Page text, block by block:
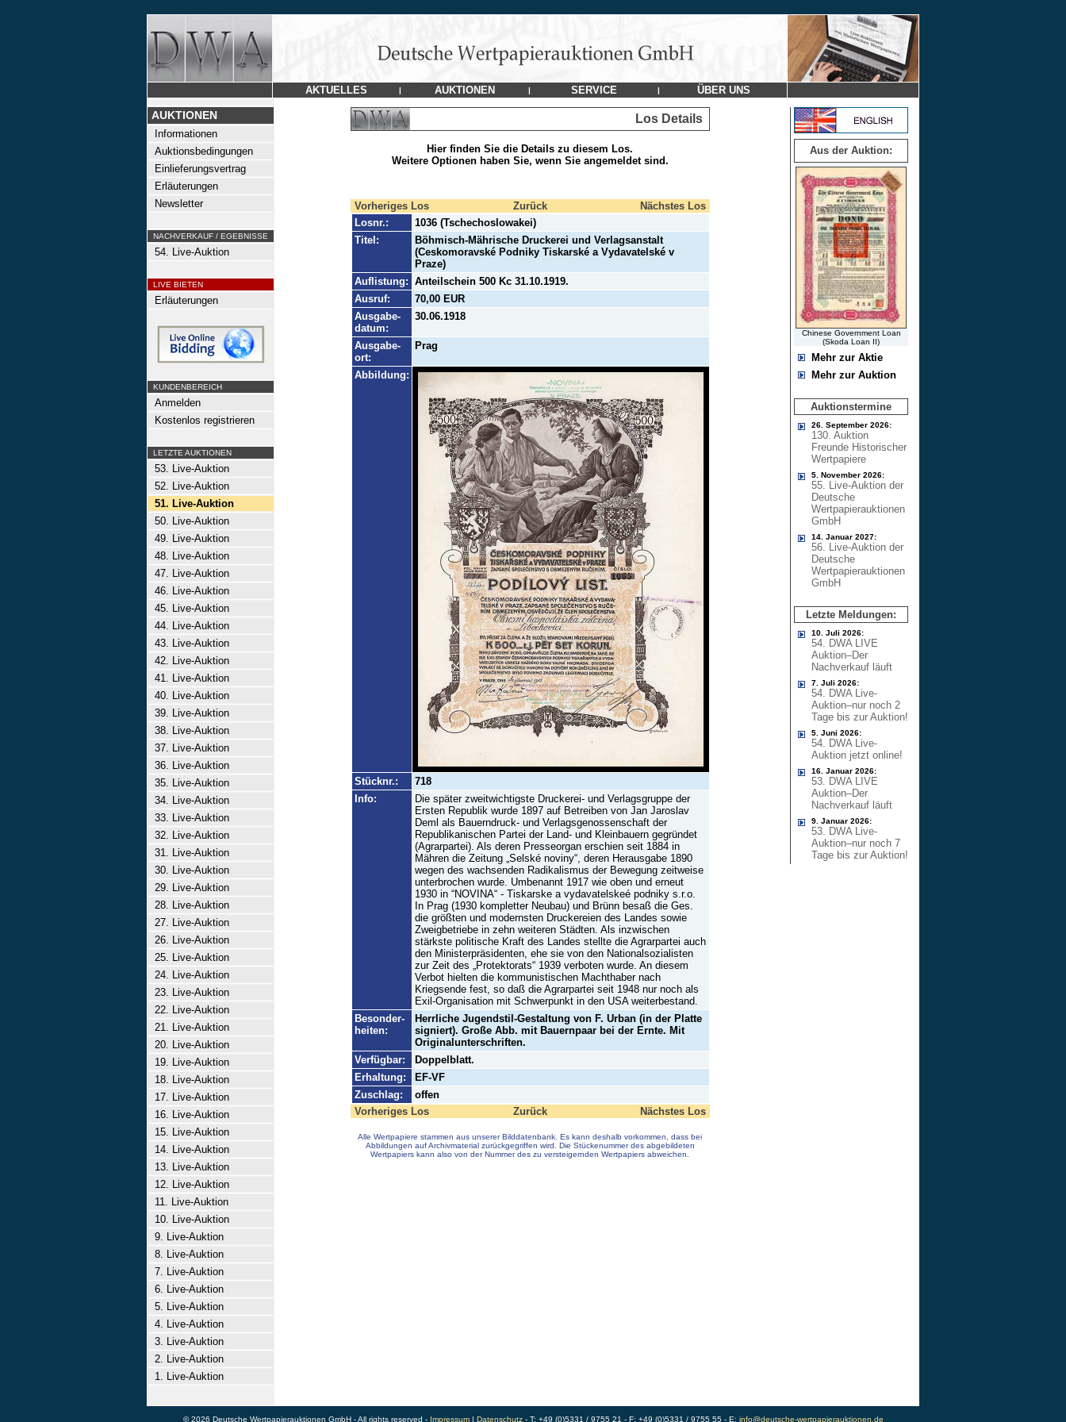
AKTUELLES | AUKTIONEN | SERVICE | ÜBER UNS
AUKTIONEN
Informationen
Auktionsbedingungen
Einlieferungsvertrag
Erläuterungen
Newsletter
NACHVERKAUF / EGEBNISSE
54. Live-Auktion
LIVE BIETEN
Erläuterungen
KUNDENBEREICH
Anmelden
Kostenlos registrieren
LETZTE AUKTIONEN
53. Live-Auktion
52. Live-Auktion
51. Live-Auktion
50. Live-Auktion
49. Live-Auktion
48. Live-Auktion
47. Live-Auktion
46. Live-Auktion
45. Live-Auktion
44. Live-Auktion
43. Live-Auktion
42. Live-Auktion
41. Live-Auktion
40. Live-Auktion
39. Live-Auktion
38. Live-Auktion
37. Live-Auktion
36. Live-Auktion
35. Live-Auktion
34. Live-Auktion
33. Live-Auktion
32. Live-Auktion
31. Live-Auktion
30. Live-Auktion
29. Live-Auktion
28. Live-Auktion
27. Live-Auktion
26. Live-Auktion
25. Live-Auktion
24. Live-Auktion
23. Live-Auktion
22. Live-Auktion
21. Live-Auktion
20. Live-Auktion
19. Live-Auktion
18. Live-Auktion
17. Live-Auktion
16. Live-Auktion
15. Live-Auktion
14. Live-Auktion
13. Live-Auktion
12. Live-Auktion
11. Live-Auktion
10. Live-Auktion
9. Live-Auktion
8. Live-Auktion
7. Live-Auktion
6. Live-Auktion
5. Live-Auktion
4. Live-Auktion
3. Live-Auktion
2. Live-Auktion
1. Live-Auktion
Los Details
Hier finden Sie die Details zu diesem Los.
Weitere Optionen haben Sie, wenn Sie angemeldet sind.
Vorheriges Los Zurück
Nächstes Los
Losnr.:
1036 (Tschechoslowakei)
Titel:
Böhmisch-Mährische Druckerei und Verlagsanstalt
(Ceskomoravské Podniky Tiskarské a Vydavatelské v
Praze)
Auflistung: Anteilschein 500 Kc 31.10.1919.
Ausruf:
70,00 EUR
Ausgabe-
datum:
30.06.1918
Ausgabe-
ort:
Prag
Abbildung:
Stücknr.:
718
Info:
Die später zweitwichtigste Druckerei- und Verlagsgruppe der
Ersten Republik wurde 1897 auf Betreiben von Jan Jaroslav
Deml als Bauerndruck- und Verlagsgenossenschaft der
Republikanischen Partei der Land- und Kleinbauern gegründet
(Agrarpartei). Als deren Presseorgan erschien seit 1884 in
Mähren die Zeitung „Selské noviny“, deren Herausgabe 1890
wegen des wachsenden Radikalismus der Bewegung zeitweise
unterbrochen wurde. Umbenannt 1917 wie oben und erneut
1930 in “NOVINA“ - Tiskarske a vydavatelskeé podniky s.r.o.
In Prag (1930 kompletter Neubau) und Brünn besaß die Ges.
die größten und modernsten Druckereien des Landes sowie
Zweigbetriebe in zehn weiteren Städten. Als inzwischen
stärkste politische Kraft des Landes stellte die Agrarpartei auch
den Ministerpräsidenten, ehe sie von den Nationalsozialisten
zur Zeit des „Protektorats“ 1939 verboten wurde. An diesem
Verbot hielten die kommunistischen Machthaber nach
Kriegsende fest, so daß die Agrarpartei seit 1948 nur noch als
Exil-Organisation mit Schwerpunkt in den USA weiterbestand.
Besonder-
heiten:
Herrliche Jugendstil-Gestaltung von F. Urban (in der Platte
signiert). Große Abb. mit Bauernpaar bei der Ernte. Mit
Originalunterschriften.
Verfügbar:
Doppelblatt.
Erhaltung:
EF-VF
Zuschlag:
offen
Vorheriges Los
Zurück Nächstes Los
Alle Wertpapiere stammen aus unserer Bilddatenbank. Es kann deshalb vorkommen, dass bei
Abbildungen auf Archivmaterial zurückgegriffen wird. Die Stückenummer des abgebildeten
Wertpapiers kann also von der Nummer des zu versteigernden Wertpapiers abweichen.
Aus der Auktion:
Chinese Government Loan
(Skoda Loan II)
Mehr zur Aktie
Mehr zur Auktion
Auktionstermine
26. September 2026:
130. Auktion
Freunde Historischer
Wertpapiere
5. November 2026:
55. Live-Auktion der
Deutsche
Wertpapierauktionen
GmbH
14. Januar 2027:
56. Live-Auktion der
Deutsche
Wertpapierauktionen
GmbH
Letzte Meldungen:
10. Juli 2026:
54. DWA LIVE
Auktion–Der
Nachverkauf läuft
7. Juli 2026:
54. DWA Live-
Auktion–nur noch 2
Tage bis zur Auktion!
5. Juni 2026:
54. DWA Live-
Auktion jetzt online!
16. Januar 2026:
53. DWA LIVE
Auktion–Der
Nachverkauf läuft
9. Januar 2026:
53. DWA Live-
Auktion–nur noch 7
Tage bis zur Auktion!
© 2026 Deutsche Wertpapierauktionen GmbH - All rights reserved - Impressum| Datenschutz- T: +49 (0)5331 / 9755 21 - F: +49 (0)5331 / 9755 55 - E: info@deutsche-wertpapierauktionen.de